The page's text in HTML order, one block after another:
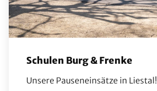
Schulen Burg & Frenke
Unsere Pauseneinsätze in Liestal!